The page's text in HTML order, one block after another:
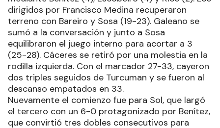
dirigidos por Francisco Medina recuperaron
terreno con Bareiro y Sosa (19-23). Galeano se
sumó a la conversación y junto a Sosa
equilibraron el juego interno para acortar a 3
(25-28). Cáceres se retiró por una molestia en la
rodilla izquierda. Con el marcador 27-33, cayeron
dos triples seguidos de Turcuman y se fueron al
descanso empatados en 33.
Nuevamente el comienzo fue para Sol, que largó
el tercero con un 6-0 protagonizado por Benítez,
que convirtió tres dobles consecutivos para